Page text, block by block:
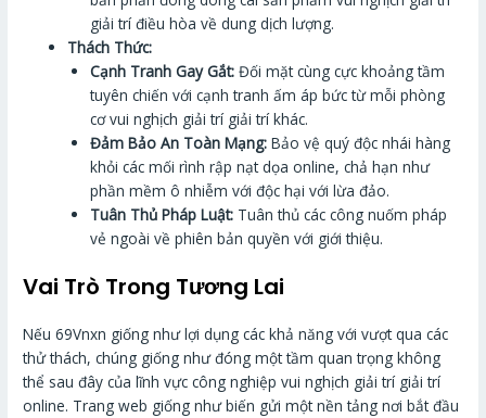
giải trí điều hòa về dung dịch lượng.
Thách Thức:
Cạnh Tranh Gay Gắt:Đối mặt cùng cực khoảng tầm
tuyên chiến với cạnh tranh ấm áp bức từ mỗi phòng
cơ vui nghịch giải trí giải trí khác.
Đảm Bảo An Toàn Mạng:Bảo vệ quý độc nhái hàng
khỏi các mối rình rập nạt dọa online, chả hạn như
phần mềm ô nhiễm với độc hại với lừa đảo.
Tuân Thủ Pháp Luật:Tuân thủ các công nuốm pháp
vẻ ngoài về phiên bản quyền với giới thiệu.
Vai Trò Trong Tương Lai
Nếu 69Vnxn giống như lợi dụng các khả năng với vượt qua các
thử thách, chúng giống như đóng một tầm quan trọng không
thể sau đây của lĩnh vực công nghiệp vui nghịch giải trí giải trí
online. Trang web giống như biến gửi một nền tảng nơi bắt đầu